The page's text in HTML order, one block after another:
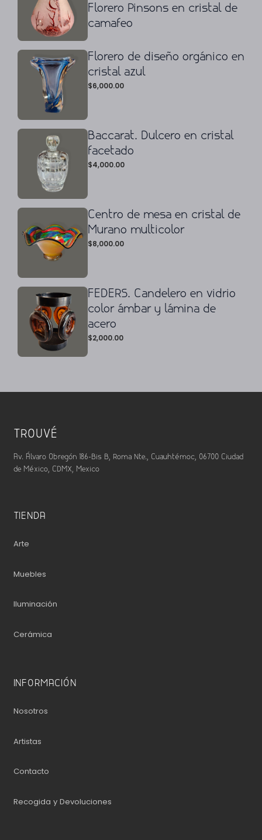
Florero Pinsons en cristal de
camafeo
Florero de diseño orgánico en
cristal azul
$6,000.00
Baccarat. Dulcero en cristal
facetado
$4,000.00
Centro de mesa en cristal de
Murano multicolor
$8,000.00
FEDERS. Candelero en vidrio
color ámbar y lámina de
acero
$2,000.00
TROUVÉ
Av. Álvaro Obregón 186-Bis B, Roma Nte., Cuauhtémoc, 06700 Ciudad
de México, CDMX, Mexico
TIENDA
Arte
Muebles
Iluminación
Cerámica
INFORMACIÓN
Nosotros
Artistas
Contacto
Recogida y Devoluciones